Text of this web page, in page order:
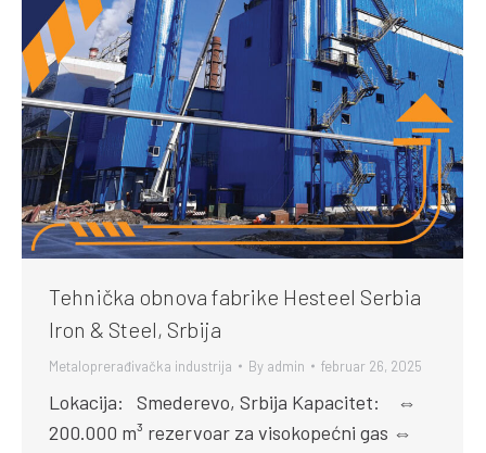
Tehnička obnova fabrike Hesteel Serbia
Iron & Steel, Srbija
Metaloprerađivačka industrija By admin februar 26, 2025
Lokacija: Smederevo, Srbija Kapacitet: ⇔
200.000 m³ rezervoar za visokopećni gas ⇔